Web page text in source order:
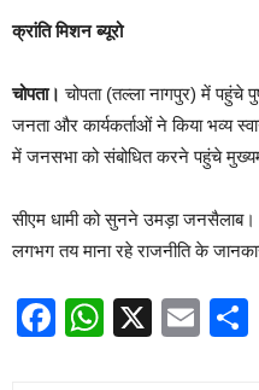
क्रांति मिशन ब्यूरो
चोपता। चोपता (तल्ला नागपुर) में पहुंचे
जनता और कार्यकर्ताओं ने किया भव्य
में जनसभा को संबोधित करने पहुंचे
सीएम धामी को सुनने उमड़ा
लगभग तय माना रहे राजनीति के
Facebook
WhatsApp
X